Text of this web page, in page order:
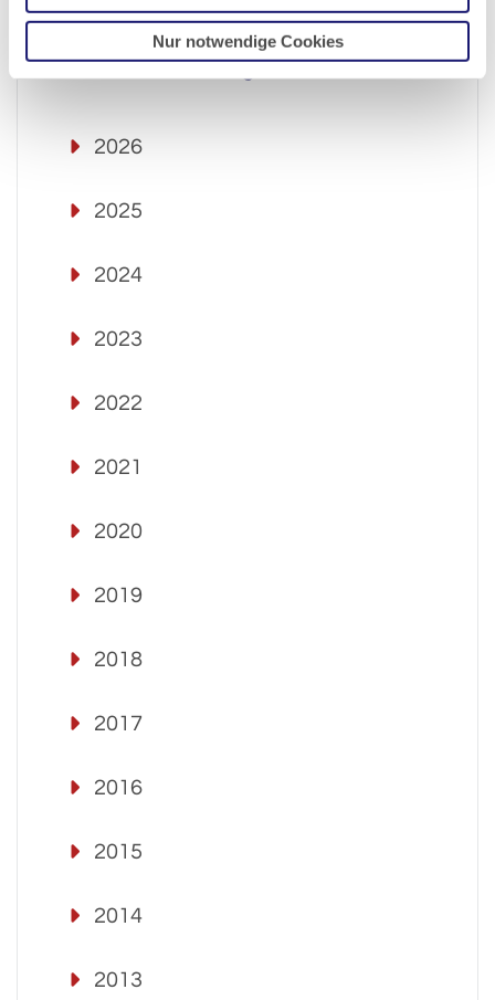
Nur notwendige Cookies
Pressemitteilungen-Archiv:
2026
2025
2024
2023
2022
2021
2020
2019
2018
2017
2016
2015
2014
2013